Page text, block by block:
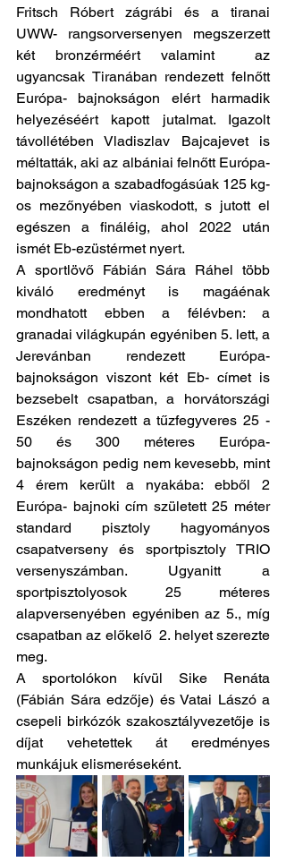
Fritsch Róbert zágrábi és a tiranai
UWW- rangsorversenyen megszerzett
két bronzérméért valamint  az
ugyancsak Tiranában rendezett felnőtt
Európa- bajnokságon elért harmadik
helyezéséért kapott jutalmat. Igazolt
távollétében Vladiszlav Bajcajevet is
méltatták, aki az albániai felnőtt Európa-
bajnokságon a szabadfogásúak 125 kg-
os mezőnyében viaskodott, s jutott el
egészen a fináléig, ahol 2022 után
ismét Eb-ezüstérmet nyert.
A sportlövő Fábián Sára Ráhel több
kiváló eredményt is magáénak
mondhatott ebben a félévben: a
granadai világkupán egyéniben 5. lett, a
Jerevánban rendezett Európa-
bajnokságon viszont két Eb- címet is
bezsebelt csapatban, a horvátországi
Eszéken rendezett a tűzfegyveres 25 -
50 és 300 méteres Európa-
bajnokságon pedig nem kevesebb, mint
4 érem került a nyakába: ebből 2
Európa- bajnoki cím született 25 méter
standard pisztoly hagyományos
csapatverseny és sportpisztoly TRIO
versenyszámban. Ugyanitt a
sportpisztolyosok 25 méteres
alapversenyében egyéniben az 5., míg
csapatban az előkelő  2. helyet szerezte
meg.
A sportolókon kívül Sike Renáta
(Fábián Sára edzője) és Vatai Lászó a
csepeli birkózók szakosztályvezetője is
díjat vehetettek át eredményes
munkájuk elismeréseként.